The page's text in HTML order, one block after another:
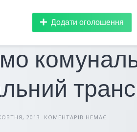
Додати оголошення
БУДІВЕЛЬНА ТЕХНІКА
2013 КОМЕНТАРІВ НЕМАЄ